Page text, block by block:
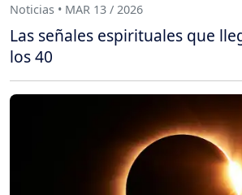
Noticias • MAR 13 / 2026
Las señales espirituales que
los 40